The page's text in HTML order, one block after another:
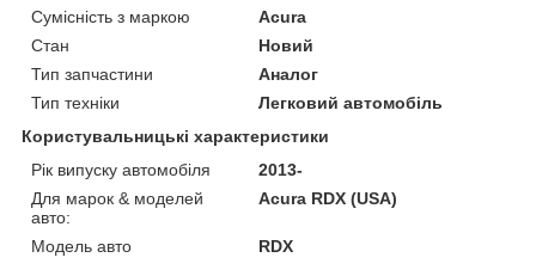
Сумісність з маркою
Acura
Стан
Новий
Тип запчастини
Аналог
Тип техніки
Легковий автомобіль
Користувальницькі характеристики
Рік випуску автомобіля
2013-
Для марок & моделей
авто:
Acura RDX (USA)
Модель авто RDX